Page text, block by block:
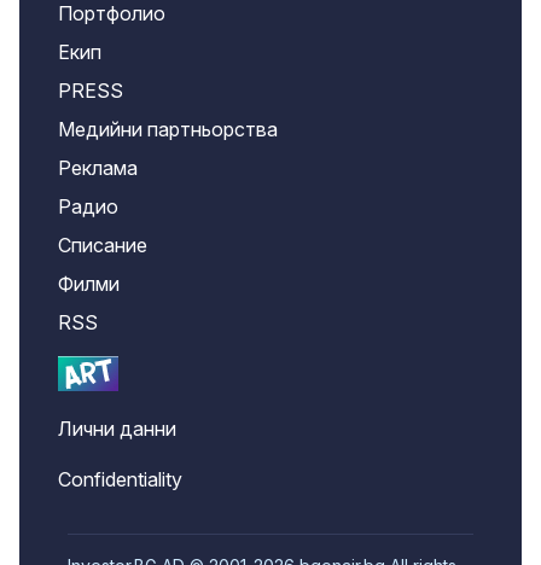
Портфолио
Екип
PRESS
Медийни партньорства
Реклама
Радио
Списание
Филми
RSS
Лични данни
Confidentiality